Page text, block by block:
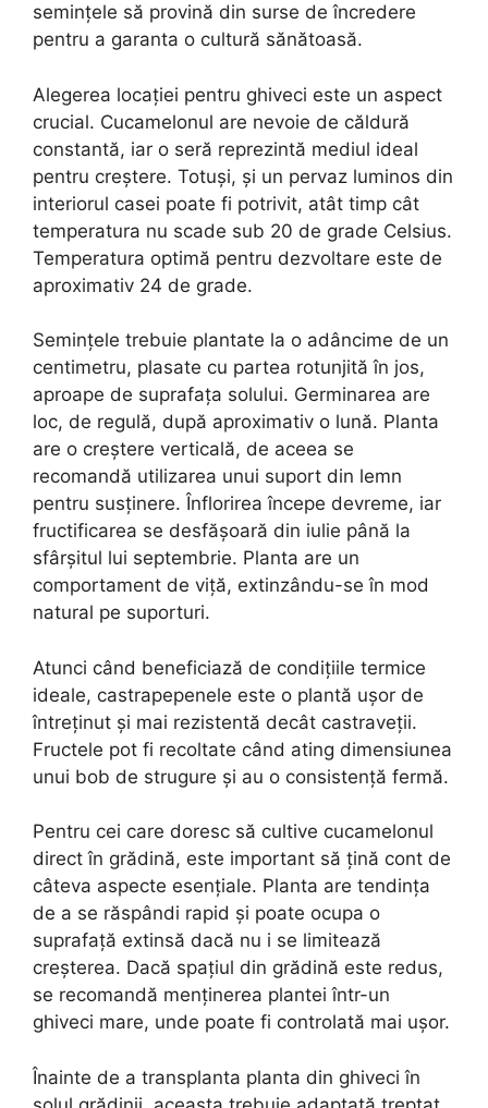
semințele să provină din surse de încredere
pentru a garanta o cultură sănătoasă.
Alegerea locației pentru ghiveci este un aspect
crucial. Cucamelonul are nevoie de căldură
constantă, iar o seră reprezintă mediul ideal
pentru creștere. Totuși, și un pervaz luminos din
interiorul casei poate fi potrivit, atât timp cât
temperatura nu scade sub 20 de grade Celsius.
Temperatura optimă pentru dezvoltare este de
aproximativ 24 de grade.
Semințele trebuie plantate la o adâncime de un
centimetru, plasate cu partea rotunjită în jos,
aproape de suprafața solului. Germinarea are
loc, de regulă, după aproximativ o lună. Planta
are o creștere verticală, de aceea se
recomandă utilizarea unui suport din lemn
pentru susținere. Înflorirea începe devreme, iar
fructificarea se desfășoară din iulie până la
sfârșitul lui septembrie. Planta are un
comportament de viță, extinzându-se în mod
natural pe suporturi.
Atunci când beneficiază de condițiile termice
ideale, castrapepenele este o plantă ușor de
întreținut și mai rezistentă decât castraveții.
Fructele pot fi recoltate când ating dimensiunea
unui bob de strugure și au o consistență fermă.
Pentru cei care doresc să cultive cucamelonul
direct în grădină, este important să țină cont de
câteva aspecte esențiale. Planta are tendința
de a se răspândi rapid și poate ocupa o
suprafață extinsă dacă nu i se limitează
creșterea. Dacă spațiul din grădină este redus,
se recomandă menținerea plantei într-un
ghiveci mare, unde poate fi controlată mai ușor.
Înainte de a transplanta planta din ghiveci în